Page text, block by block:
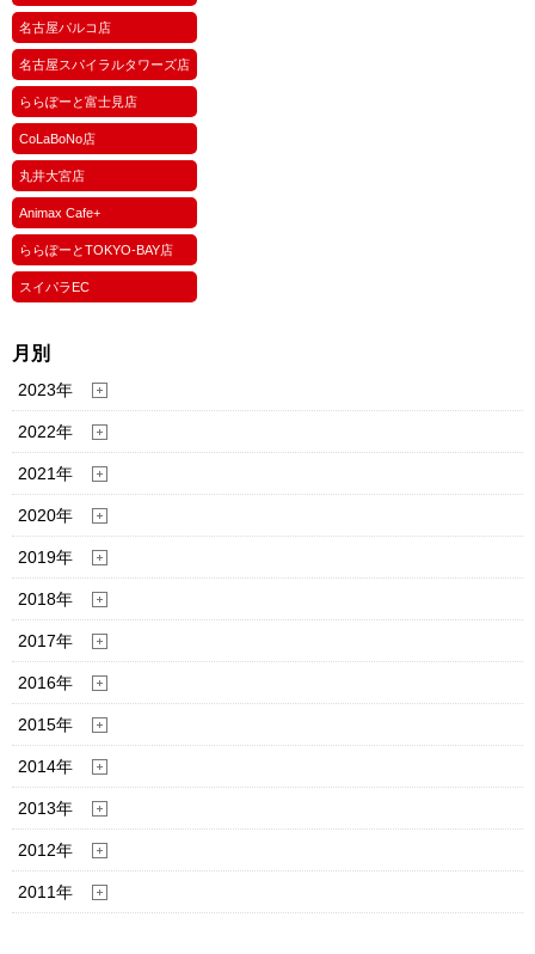
名古屋パルコ店
名古屋スパイラルタワーズ店
ららぽーと富士見店
CoLaBoNo店
丸井大宮店
Animax Cafe+
ららぽーとTOKYO-BAY店
スイパラEC
月別
2023年
2022年
2021年
2020年
2019年
2018年
2017年
2016年
2015年
2014年
2013年
2012年
2011年